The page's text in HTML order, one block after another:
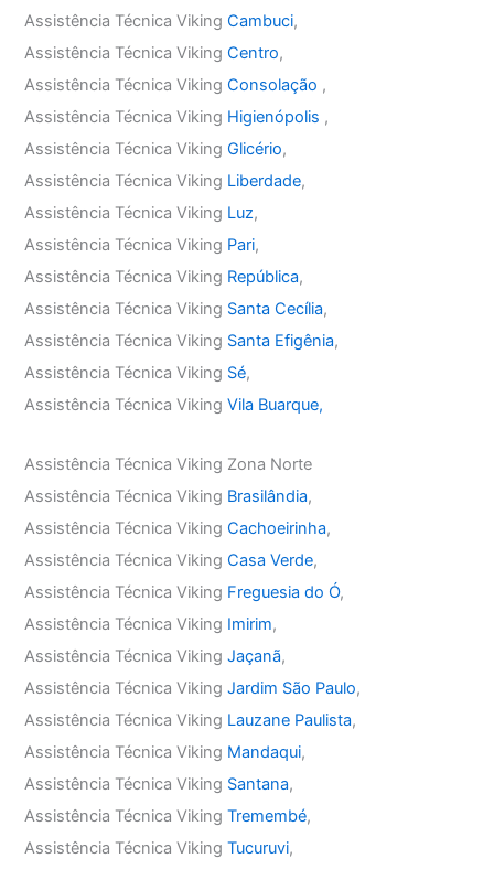
Assistência Técnica VikingCambuci,
Assistência Técnica VikingCentro,
Assistência Técnica VikingConsolação ,
Assistência Técnica Viking Higienópolis ,
Assistência Técnica VikingGlicério,
Assistência Técnica Viking Liberdade,
Assistência Técnica Viking Luz,
Assistência Técnica Viking Pari,
Assistência Técnica Viking República,
Assistência Técnica Viking Santa Cecília,
Assistência Técnica Viking Santa Efigênia,
Assistência Técnica Viking Sé,
Assistência Técnica VikingVila Buarque,
Assistência Técnica Viking Zona Norte
Assistência Técnica Viking Brasilândia,
Assistência Técnica VikingCachoeirinha,
Assistência Técnica VikingCasa Verde,
Assistência Técnica Viking Freguesia do Ó,
Assistência Técnica Viking Imirim,
Assistência Técnica VikingJaçanã,
Assistência Técnica VikingJardim São Paulo,
Assistência Técnica Viking Lauzane Paulista,
Assistência Técnica Viking Mandaqui,
Assistência Técnica Viking Santana,
Assistência Técnica VikingTremembé,
Assistência Técnica VikingTucuruvi,